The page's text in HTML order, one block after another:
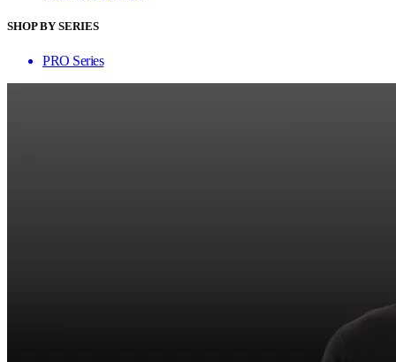
SHOP BY SERIES
PRO Series